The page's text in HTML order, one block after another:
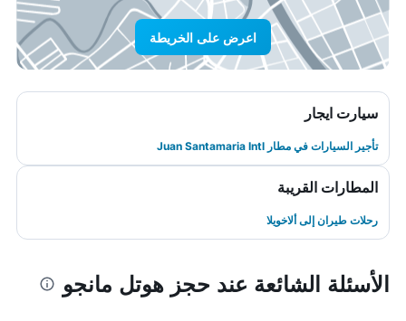
اعرض على الخريطة
سيارت ايجار
تأجير السيارات في مطار Juan Santamaria Intl
المطارات القريبة
رحلات طيران إلى ألاخويلا
الأسئلة الشائعة عند حجز هوتل مانجو